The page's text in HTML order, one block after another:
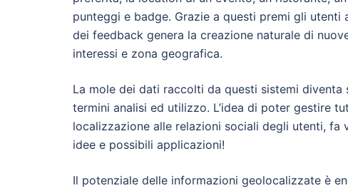
punteggi e badge. Grazie a questi premi gli
dei feedback genera la creazione naturale di
interessi e zona geografica.
La mole dei dati raccolti da questi sistemi
termini analisi ed utilizzo. L’idea di poter gestire
localizzazione alle relazioni sociali degli utenti, fa
idee e possibili applicazioni!
Il potenziale delle informazioni geolocalizzate è